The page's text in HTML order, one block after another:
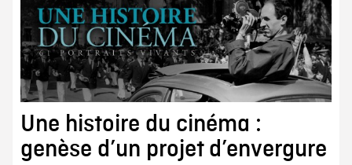
Une histoire du cinéma :
genèse d’un projet d’envergure